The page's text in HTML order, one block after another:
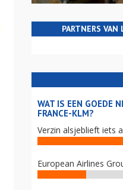
PARTNERS
WAT IS EEN GOEDE
FRANCE-KLM?
Verzin alsjeblieft iets
European Airlines